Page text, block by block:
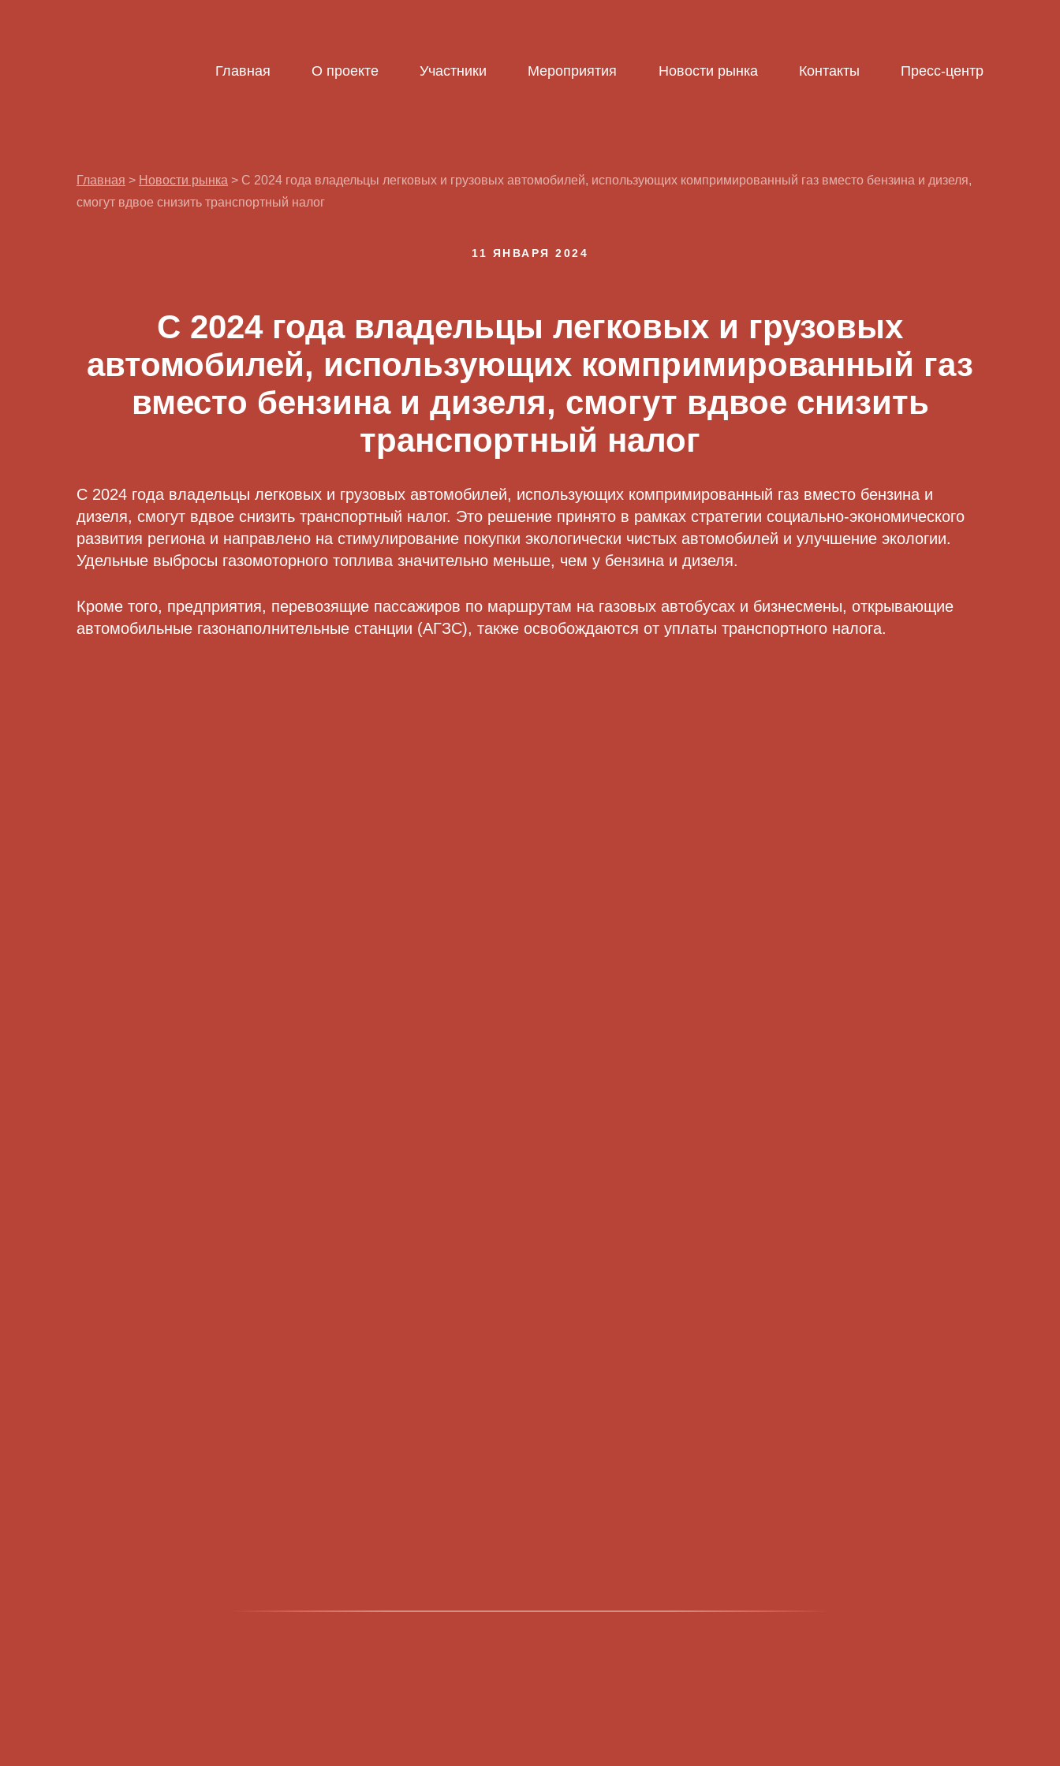
Главная О проекте Участники Мероприятия Новости рынка Контакты Пресс-центр
Главная > Новости рынка > С 2024 года владельцы легковых и грузовых автомобилей, использующих компримированный газ вместо бензина и дизеля,
смогут вдвое снизить транспортный налог
11 ЯНВАРЯ 2024
С 2024 года владельцы легковых и грузовых
автомобилей, использующих компримированный газ
вместо бензина и дизеля, смогут вдвое снизить
транспортный налог
С 2024 года владельцы легковых и грузовых автомобилей, использующих компримированный газ вместо бензина и
дизеля, смогут вдвое снизить транспортный налог. Это решение принято в рамках стратегии социально-экономического
развития региона и направлено на стимулирование покупки экологически чистых автомобилей и улучшение экологии.
Удельные выбросы газомоторного топлива значительно меньше, чем у бензина и дизеля.
Кроме того, предприятия, перевозящие пассажиров по маршрутам на газовых автобусах и бизнесмены, открывающие
автомобильные газонаполнительные станции (АГЗС), также освобождаются от уплаты транспортного налога.